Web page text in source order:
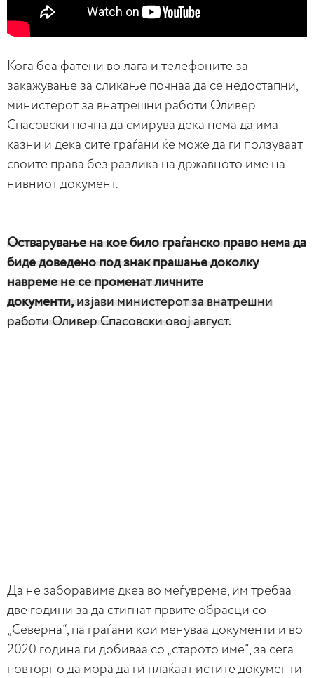
Кога беа фатени во лага и телефоните за
закажување за сликање почнаа да се недостапни,
министерот за внатрешни работи Оливер
Спасовски почна да смирува дека нема да има
казни и дека сите граѓани ќе може да ги ползуваат
своите права без разлика на државното име на
нивниот документ.
Остварување на кое било граѓанско право нема да
биде доведено под знак прашање доколку
навреме не се променат личните
документи,изјави министерот за внатрешни
работи Оливер Спасовски овој август.
Да не заборавиме дкеа во меѓувреме, им требаа
две години за да стигнат првите обрасци со
„Северна“, па граѓани кои менуваа документи и во
2020 година ги добиваа со „старото име“, за сега
повторно да мора да ги плаќаат истите документи